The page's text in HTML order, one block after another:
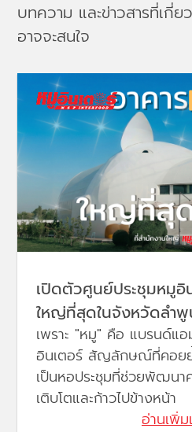
บทความ และข่าวสารที่เกี่
อาจจะสนใจ
เปิดตัวศูนย์ประชุมหมูอิ
ใหญ่ที่สุดในจังหวัดลำ
เพราะ "หมู" คือ แบรนด์แ
อินเตอร์ สัญลักษณ์ที่คอยย้
เป็นหอประชุมที่ช่วยพัฒนา
เติบโตและก้าวไปข้างหน้า
อ่านเพิ่ม